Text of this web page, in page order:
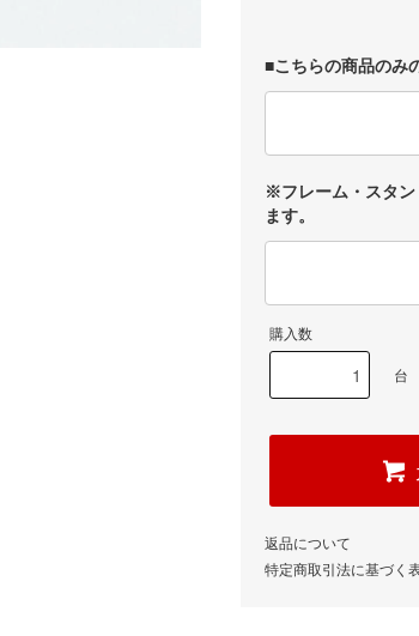
■こちらの商品のみ
※フレーム・スタン
ます。
購入数
台
返品について
特定商取引法に基づく